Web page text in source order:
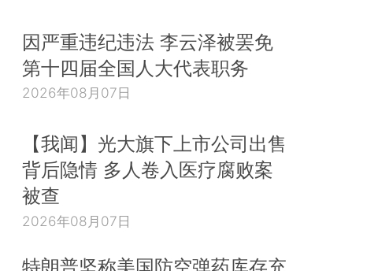
因严重违纪违法 李云泽被罢免
第十四届全国人大代表职务
2026年08月07日
【我闻】光大旗下上市公司出售
背后隐情 多人卷入医疗腐败案
被查
2026年08月07日
特朗普坚称美国防空弹药库存充